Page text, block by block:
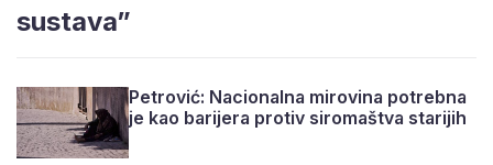
sustava”
Petrović: Nacionalna mirovina potrebna
je kao barijera protiv siromaštva starijih